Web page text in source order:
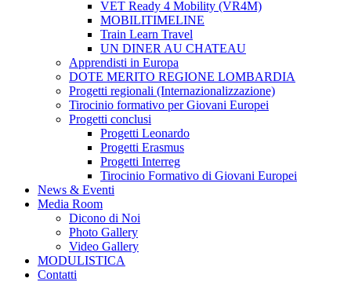
VET Ready 4 Mobility (VR4M)
MOBILITIMELINE
Train Learn Travel
UN DINER AU CHATEAU
Apprendisti in Europa
DOTE MERITO REGIONE LOMBARDIA
Progetti regionali (Internazionalizzazione)
Tirocinio formativo per Giovani Europei
Progetti conclusi
Progetti Leonardo
Progetti Erasmus
Progetti Interreg
Tirocinio Formativo di Giovani Europei
News & Eventi
Media Room
Dicono di Noi
Photo Gallery
Video Gallery
MODULISTICA
Contatti